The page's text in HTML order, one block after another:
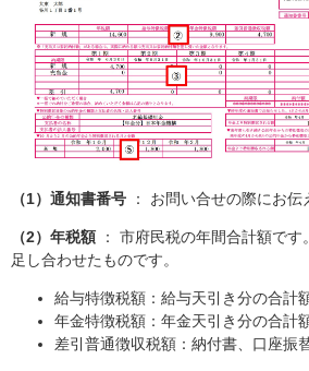
（1）通知書番号 ： お問い合せの際にお伝
（2）年税額： 市府民税の年間合計額です
足し合わせたものです。
給与特徴税額：給与天引き分の合計
年金特徴税額：年金天引き分の合計
差引普通徴収税額：納付書、口座振